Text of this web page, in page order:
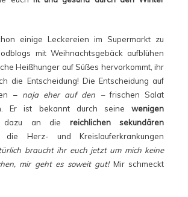
einige Leckereien im Supermarkt zu
mit Weihnachtsgebäck aufblühen
Heißhunger auf Süßes hervorkommt, ihr
die Entscheidung! Die Entscheidung auf
– naja eher auf den –frischen Salat
Er ist bekannt durch seine wenigen
an die reichlichen sekundären
die Herz- und Kreislauferkrankungen
braucht ihr euch jetzt um mich keine
mir geht es soweit gut! Mir schmeckt